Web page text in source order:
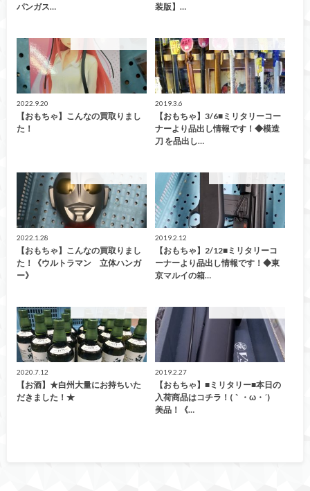
パンガス…
装版】…
2022.9.20
【おもちゃ】こんなの買取りまし
た！
2019.3.6
【おもちゃ】3/6■ミリタリーコー
ナーより品出し情報です！◆模造
刀 を品出し…
2022.1.28
【おもちゃ】こんなの買取りまし
た！《ウルトラマン 立体ハンガ
ー》
2019.2.12
【おもちゃ】2/12■ミリタリーコ
ーナーより品出し情報です！◆東
京マルイの箱…
2020.7.12
【お酒】★白州大量にお持ちいた
だきました！★
2019.2.27
【おもちゃ】■ミリタリー■本日の
入荷商品はコチラ！(｀・ω・´)ゞ
美品！《…